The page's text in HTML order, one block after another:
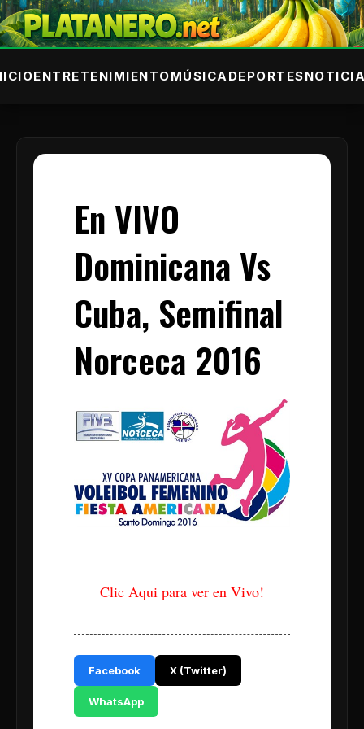
ENTRETENIMIENTOMÚSICADEPORTES
En VIVO
Dominicana Vs
Cuba, Semifinal
Norceca 2016
Clic Aqui para ver en Vivo!
Facebook X (Twitter)
WhatsApp